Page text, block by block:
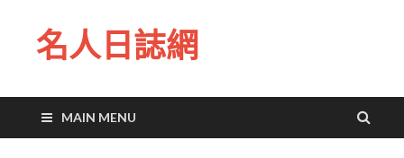
名人日誌網
MAIN MENU